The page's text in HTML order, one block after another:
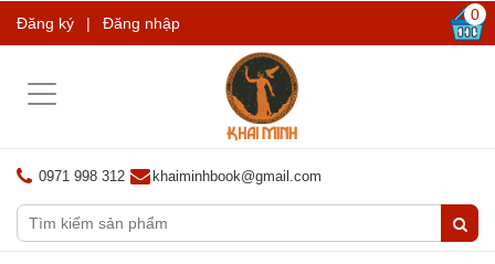
Đăng ký | Đăng nhập 0
Toggle
0971 998 312 khaiminhbook@gmail.com